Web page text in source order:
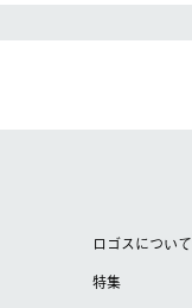
ロゴスについて
特集